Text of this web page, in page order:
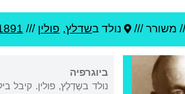
משורר /// נולד בשדלץ, פולין ///
ביוגרפיה
נולד בשֶדְלֶץ, פולין. קיבל